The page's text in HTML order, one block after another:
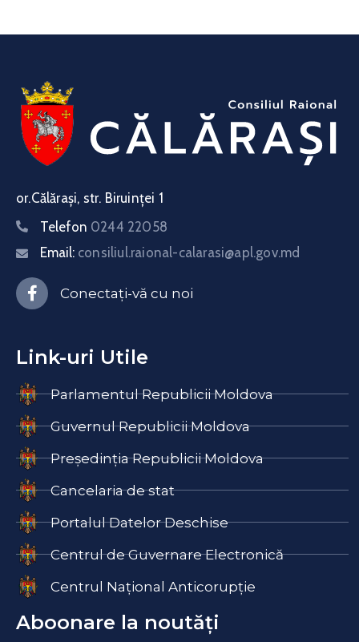
or.Călărași, str. Biruinței 1
Telefon 0244 22058
Email: consiliul.raional-calarasi@apl.gov.md
Conectați-vă cu noi
Link-uri Utile
Parlamentul Republicii Moldova
Guvernul Republicii Moldova
Președinția Republicii Moldova
Cancelaria de stat
Portalul Datelor Deschise
Centrul de Guvernare Electronică
Centrul Național Anticorupție
Aboonare la noutăți